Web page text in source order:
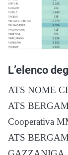
L’elenco
ATS NOME
ATS
Cooperativa
ATS